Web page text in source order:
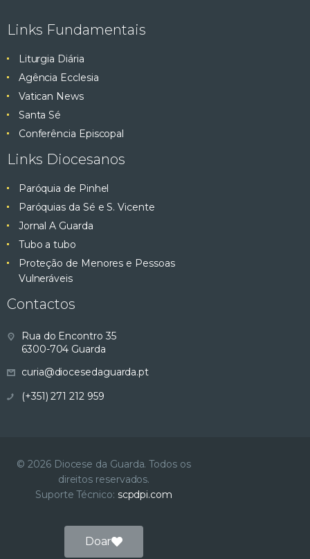
Links Fundamentais
Liturgia Diária
Agência Ecclesia
Vatican News
Santa Sé
Conferência Episcopal
Links Diocesanos
Paróquia de Pinhel
Paróquias da Sé e S. Vicente
Jornal A Guarda
Tubo a tubo
Proteção de Menores e Pessoas
Vulneráveis
Contactos
Rua do Encontro 35
6300-704 Guarda
curia@diocesedaguarda.pt
(+351) 271 212 959
© 2026 Diocese da Guarda. Todos os
direitos reservados.
Suporte Técnico: scpdpi.com
Doar